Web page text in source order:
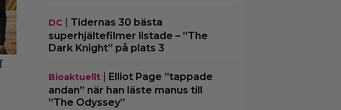
DC
Tidernas 30 bästa
superhjältefilmer listade – ”The
Dark Knight” på plats 3
Bioaktuellt| Elliot Page ”tappade
andan” när han läste manus till
”The Odyssey”